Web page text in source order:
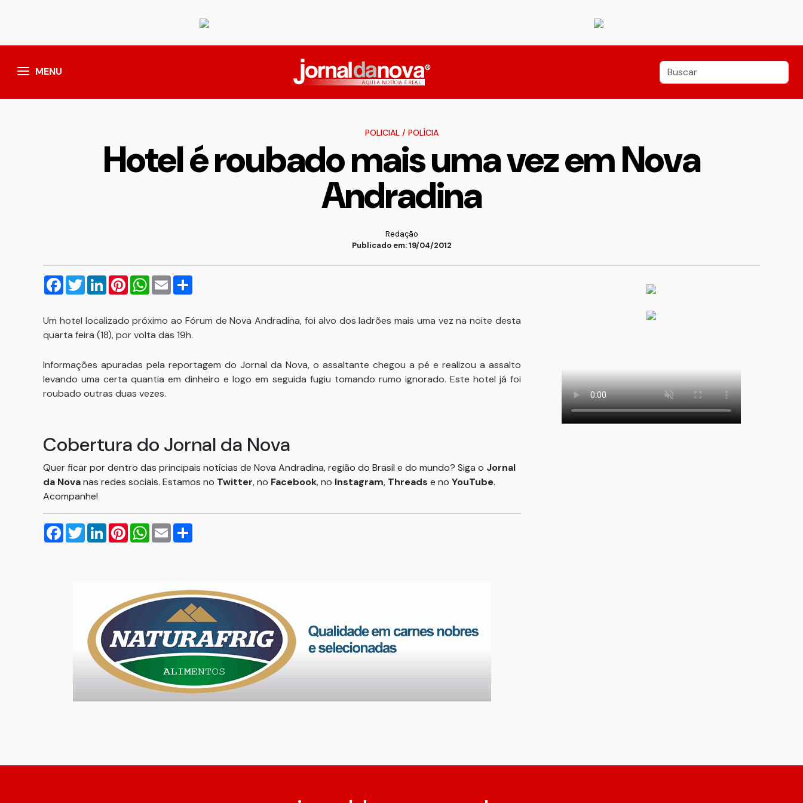
MENU
POLICIAL/ POLÍCIA
Hotel é roubado mais uma vez em Nova
Andradina
Redação
Publicado em: 19/04/2012
Facebook
TwitterLinkedInPinterestWhatsApp
Email
Um hotel localizado próximo ao Fórum de Nova Andradina, foi alvo dos ladrões mais uma vez na noite desta
quarta feira (18), por volta das 19h.
Informações apuradas pela reportagem do Jornal da Nova, o assaltante chegou a pé e realizou a assalto
levando uma certa quantia em dinheiro e logo em seguida fugiu tomando rumo ignorado. Este hotel já foi
roubado outras duas vezes.
Cobertura do Jornal da Nova
Quer ficar por dentro das principais notícias de Nova Andradina, região do Brasil e do mundo? Siga o Jornal
da Novanas redes sociais. Estamos no Twitter, no Facebook, no Instagram, Threads e no YouTube.
Acompanhe!
Facebook
TwitterLinkedInPinterestWhatsApp
Email